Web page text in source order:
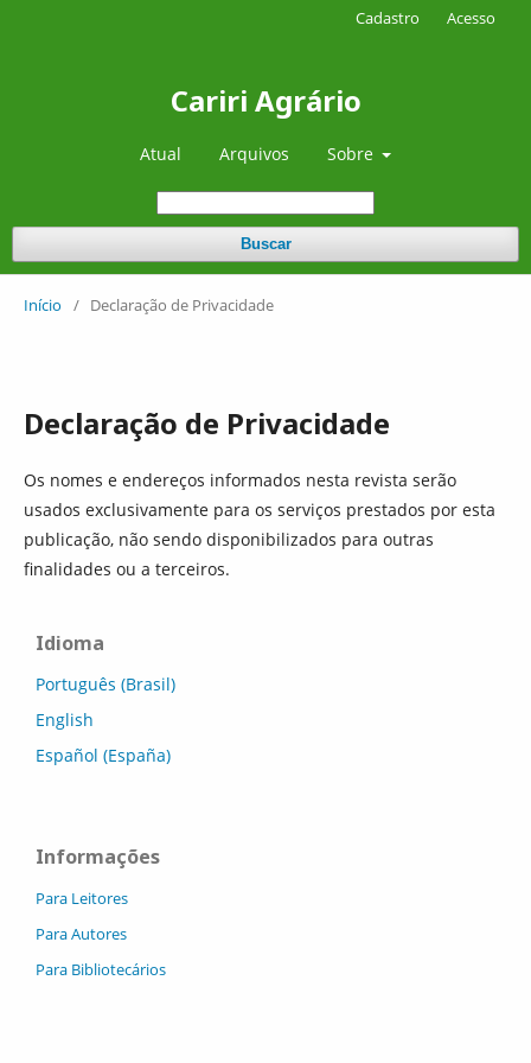
Cariri Agrário
Atual Arquivos Sobre
Buscar
Cadastro Acesso
Início / Declaração de Privacidade
Declaração de Privacidade
Os nomes e endereços informados nesta revista serão
usados exclusivamente para os serviços prestados por esta
publicação, não sendo disponibilizados para outras
finalidades ou a terceiros.
Idioma
Português (Brasil)
English
Español (España)
Informações
Para Leitores
Para Autores
Para Bibliotecários